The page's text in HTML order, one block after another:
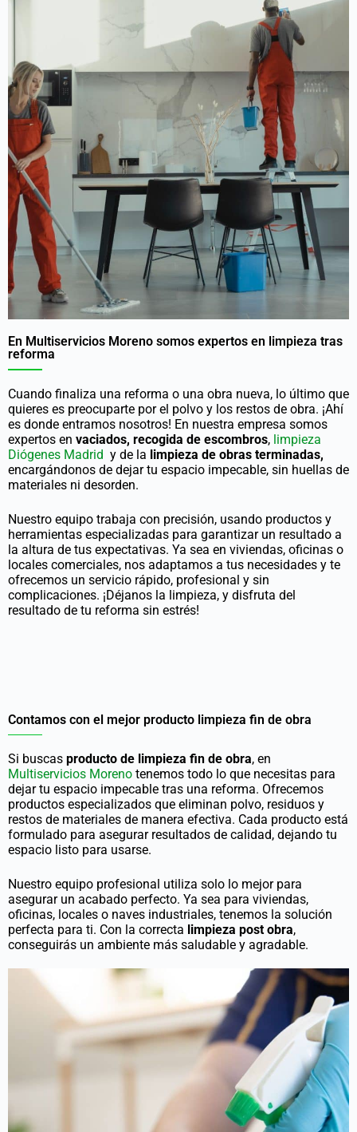
En Multiservicios Moreno somos expertos en limpieza tras
reforma
Cuando finaliza una reforma o una obra nueva, lo último que
quieres es preocuparte por el polvo y los restos de obra. ¡Ahí
es donde entramos nosotros! En nuestra empresa somos
expertos en vaciados, recogida de escombros, limpieza
Diógenes Madrid y de la limpieza de obras terminadas,
encargándonos de dejar tu espacio impecable, sin huellas de
materiales ni desorden.
Nuestro equipo trabaja con precisión, usando productos y
herramientas especializadas para garantizar un resultado a
la altura de tus expectativas. Ya sea en viviendas, oficinas o
locales comerciales, nos adaptamos a tus necesidades y te
ofrecemos un servicio rápido, profesional y sin
complicaciones. ¡Déjanos la limpieza, y disfruta del
resultado de tu reforma sin estrés!
Contamos con el mejor producto limpieza fin de obra
Si buscas producto de limpieza fin de obra, en
Multiservicios Moreno tenemos todo lo que necesitas para
dejar tu espacio impecable tras una reforma. Ofrecemos
productos especializados que eliminan polvo, residuos y
restos de materiales de manera efectiva. Cada producto está
formulado para asegurar resultados de calidad, dejando tu
espacio listo para usarse.
Nuestro equipo profesional utiliza solo lo mejor para
asegurar un acabado perfecto. Ya sea para viviendas,
oficinas, locales o naves industriales, tenemos la solución
perfecta para ti. Con la correcta limpieza post obra,
conseguirás un ambiente más saludable y agradable.